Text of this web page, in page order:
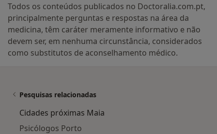
Todos os conteúdos publicados no Doctoralia.com.pt,
principalmente perguntas e respostas na área da
medicina, têm caráter meramente informativo e não
devem ser, em nenhuma circunstância, considerados
como substitutos de aconselhamento médico.
Pesquisas relacionadas
Cidades próximas Maia
Psicólogos Porto